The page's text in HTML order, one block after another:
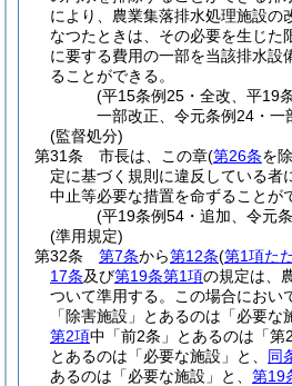
により、農業集落排水処理施設の
なつたときは、その必要を生じた
に要する費用の一部を当該排水設
ることができる。
(平15条例25・全改、平19
一部改正、令元条例24・一
(監督処分)
第31条
市長は、この章(第26条を
定に基づく規則に違反している者
中止等必要な措置を命ずることが
(平19条例54・追加、令元
(準用規定)
第32条
第7条から第12条(第1項た
17条及び第19条第1項の規定は、
ついて準用する。
この場合におい
「除害施設」とあるのは「必要な
第2項中「前2条」とあるのは「第
とあるのは「必要な施設」と、 同
あるのは「必要な施設」と、 第19